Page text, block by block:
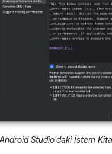
Studio'daki İstem